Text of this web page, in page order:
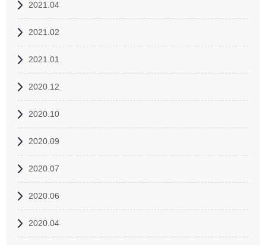
2021.04
2021.02
2021.01
2020.12
2020.10
2020.09
2020.07
2020.06
2020.04